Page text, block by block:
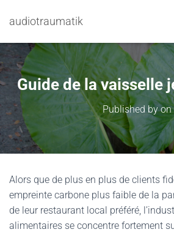
audiotraumatik
Guide de la vaisselle
Published byon
Alors que de plus en plus de clients
empreinte carbone plus faible de la
de leur restaurant local préféré,
alimentaires se concentre fortement